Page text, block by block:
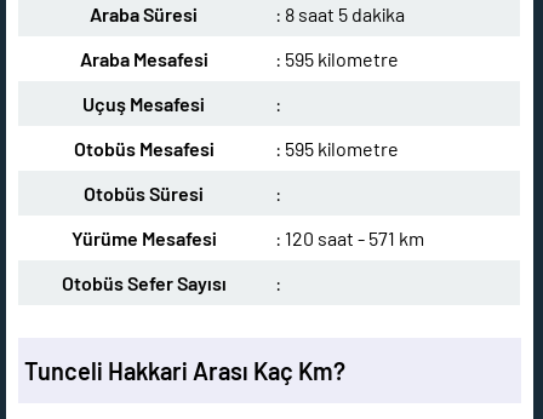
Araba Süresi
: 8 saat 5 dakika
Araba Mesafesi
: 595 kilometre
Uçuş Mesafesi
:
Otobüs Mesafesi
: 595 kilometre
Otobüs Süresi
:
Yürüme Mesafesi
: 120 saat - 571 km
Otobüs Sefer Sayısı
:
Tunceli Hakkari Arası Kaç Km?